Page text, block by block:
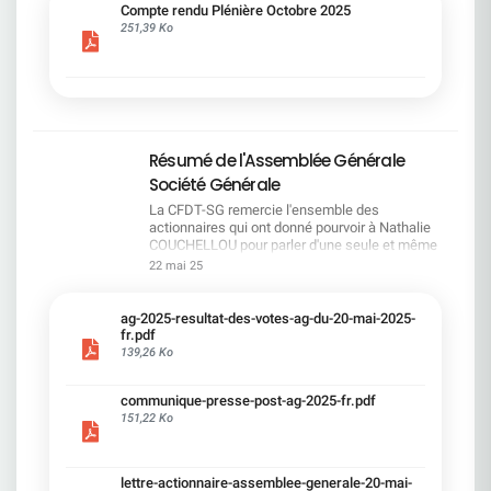
cadre du dialogue social.Bonne lecture !
Compte rendu Plénière Octobre 2025
251,39 Ko
Résumé de l'Assemblée Générale
Société Générale
La CFDT-SG remercie l'ensemble des
actionnaires qui ont donné pourvoir à Nathalie
COUCHELLOU pour parler d'une seule et même
voix.L'assemblée Générale s'est ouverte avec 4
souligné la forte amélioration en 2024 de tous les
facteurs financiers et le premier trimestre 2025
encourageant.Le Directeur Général, Slawomir
solide. Etre une banque simple et intégrée. Etre
une banque efficace. Etre une banque rentable. Le
22 mai 25
ag-2025-resultat-des-votes-ag-du-20-mai-2025-
fr.pdf
139,26 Ko
communique-presse-post-ag-2025-fr.pdf
151,22 Ko
lettre-actionnaire-assemblee-generale-20-mai-